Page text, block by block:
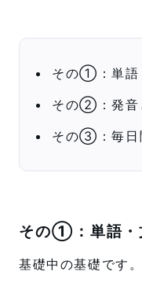
その①：単語
その②：発音
その③：毎日
その①：単語・
基礎中の基礎です。